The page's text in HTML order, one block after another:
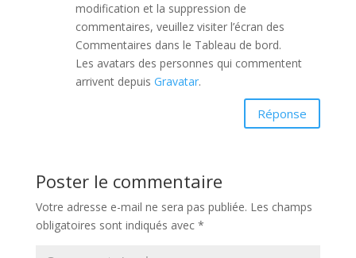
modification et la suppression de
commentaires, veuillez visiter l’écran des
Commentaires dans le Tableau de bord.
Les avatars des personnes qui commentent
arrivent depuis Gravatar.
Réponse
Poster le commentaire
Votre adresse e-mail ne sera pas publiée. Les champs
obligatoires sont indiqués avec *